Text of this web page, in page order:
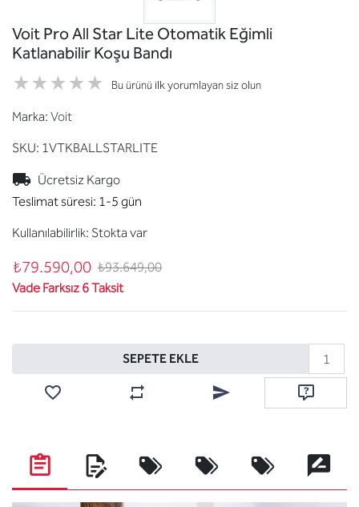
Voit Pro All Star Lite Otomatik Eğimli
Katlanabilir Koşu Bandı
Bu ürünü ilk yorumlayan siz olun
Marka: Voit
SKU: 1VTKBALLSTARLITE
Ücretsiz Kargo
Teslimat süresi: 1-5 gün
Kullanılabilirlik: Stokta var
₺79.590,00 ₺93.649,00
Vade Farksız 6 Taksit
SEPETE EKLE
Karşılaştırma listesine ekleArkadaşına e-posta ile
Soru sor